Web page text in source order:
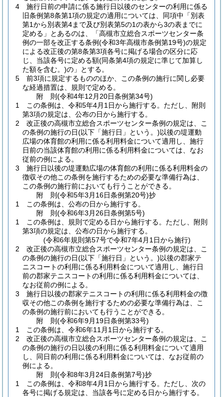
4
施行日前の申請に係る施行日以後のセンターの利用に係る
旧条例第8条第1項の規定の適用については、同項中「別表
第1から別表第4まで及び別表第5の1の表から3の表までに
定める」とあるのは、「高槻市立総合スポーツセンター条
例の一部を改正する条例(令和3年高槻市条例第19号)の規定
による改正後の第8条第3項各号に掲げる場合の区分に応
じ、当該各号に定める額(同条第4項の規定に準じて加算し
た額を含む。)の」とする。
5
前3項に規定するもののほか、この条例の施行に関し必要
な経過措置は、規則で定める。
附 則(令和4年12月20日条例第34号)
1
この条例は、令和5年4月1日から施行する。 ただし、附則
第3項の規定は、公布の日から施行する。
2
改正後の高槻市立総合スポーツセンター条例の規定は、こ
の条例の施行の日(以下「施行日」という。)以後の堤運動
広場の体育館の利用に係る利用料金について適用し、施行
日前の当該体育館の利用に係る利用料金については、なお
従前の例による。
3
施行日以後の堤運動広場の体育館の利用に係る利用料金の
徴収その他この条例を施行するための必要な準備行為は、
この条例の施行前においても行うことができる。
附 則(令和5年3月16日条例第20号)抄
1
この条例は、公布の日から施行する。
附 則(令和6年3月26日条例第5号)
1
この条例は、規則で定める日から施行する。 ただし、附則
第3項の規定は、公布の日から施行する。
(令和6年規則第57号で令和7年4月1日から施行)
2
改正後の高槻市立総合スポーツセンター条例の規定は、こ
の条例の施行の日(以下「施行日」という。)以後の郡家テ
ニスコートの利用に係る利用料金について適用し、施行日
前の郡家テニスコートの利用に係る利用料金については、
なお従前の例による。
3
施行日以後の郡家テニスコートの利用に係る利用料金の徴
収その他この条例を施行するための必要な準備行為は、こ
の条例の施行前においても行うことができる。
附 則(令和6年9月19日条例第33号)
1
この条例は、令和6年11月1日から施行する。
2
改正後の高槻市立総合スポーツセンター条例の規定は、こ
の条例の施行の日以後の利用に係る利用料金について適用
し、同日前の利用に係る利用料金については、なお従前の
例による。
附 則(令和8年3月24日条例第7号)抄
1
この条例は、令和8年4月1日から施行する。 ただし、次の
各号に掲げる規定は、当該各号に定める日から施行する。